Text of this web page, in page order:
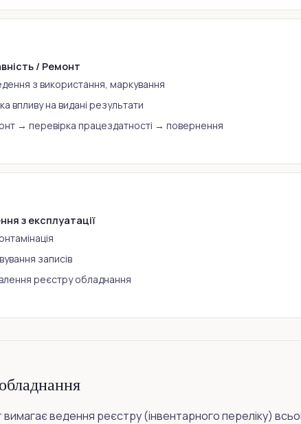
/ Ремонт
з використання, маркування
впливу на видані результати
→ перевірка працездатності → повернення
з експлуатації
записів
реєстру обладнання
ведення реєстру (інвентарного переліку)